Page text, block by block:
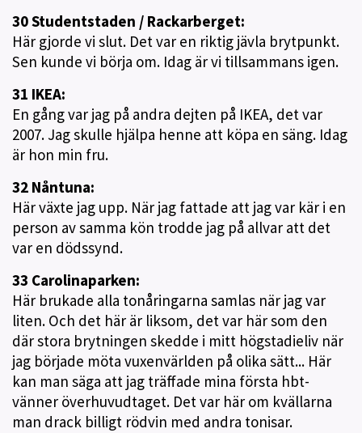
30 Studentstaden / Rackarberget:
Här gjorde vi slut. Det var en riktig jävla brytpunkt.
Sen kunde vi börja om. Idag är vi tillsammans igen.
31 IKEA:
En gång var jag på andra dejten på IKEA, det var
2007. Jag skulle hjälpa henne att köpa en säng. Idag
är hon min fru.
32 Nåntuna:
Här växte jag upp. När jag fattade att jag var kär i en
person av samma kön trodde jag på allvar att det
var en dödssynd.
33 Carolinaparken:
Här brukade alla tonåringarna samlas när jag var
liten. Och det här är liksom, det var här som den
där stora brytningen skedde i mitt högstadieliv när
jag började möta vuxenvärlden på olika sätt... Här
kan man säga att jag träffade mina första hbt-
vänner överhuvudtaget. Det var här om kvällarna
man drack billigt rödvin med andra tonisar.